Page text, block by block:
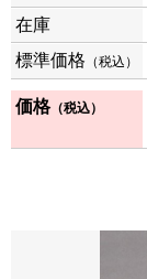
在庫
標準価格 （税込）
価格（税込）